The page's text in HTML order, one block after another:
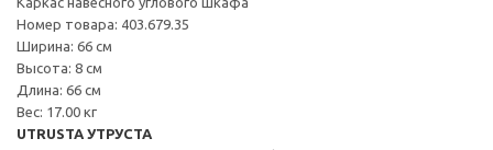
Номер товара: 403.679.35
Ширина: 66 см
Высота: 8 см
Длина: 66 см
Вес: 17.00 кг
UTRUSTA УТРУСТА